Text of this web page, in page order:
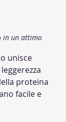
in un attimo
unisce
proteina
facile e